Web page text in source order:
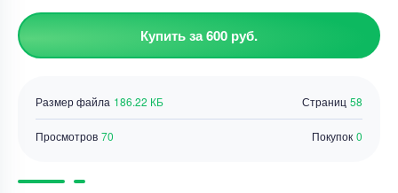
Купить за 600 руб.
Страниц 58
Размер файла 186.22 КБ
Просмотров 70 Покупок 0